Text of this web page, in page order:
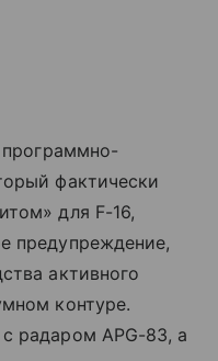
фактически
для F-16,
предупреждение,
активного
контуре.
радаром APG-83, а